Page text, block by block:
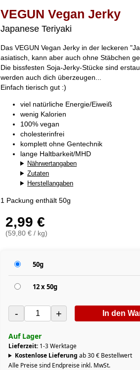
VEGUN Vegan Jerky
Japanese Teriyaki
Das VEGUN Vegan Jerky in der leckeren
asiatisch, kann aber auch ohne Stäbchen
Die bissfesten Soja-Jerky-Stücke sind
werden auch dich überzeugen...
Einfach tierisch gut :)
viel natürliche Energie/Eiweiß
wenig Kalorien
100% vegan
cholesterinfrei
komplett ohne Gentechnik
lange Haltbarkeit/MHD
Nährwertangaben
Zutaten
Herstellangaben
1 Packung enthält 50g
2,99 €
(59,80 € / kg)
50g
12 x 50g
- + In den
Auf Lager
Lieferzeit: 1-3 Werktage
Kostenlose Lieferung ab 30 € Bestellwert
Alle Preise sind Endpreise inkl. MwSt.